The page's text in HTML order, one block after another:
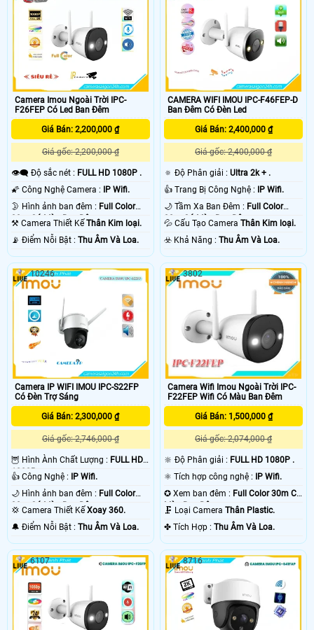
Camera Imou Ngoài Trời IPC-
F26FEP Có Led Ban Đêm
Giá Bán: 2,200,000 ₫
Giá gốc: 2,200,000 ₫
👁️‍🗨 Độ sắc nét : FULL HD 1080P .
🌠 Công Nghệ Camera :
IP Wifi.
🌛 Hình ảnh ban đêm : Full Color
30m Có Màu Ban Ðêm.
⚒ Camera Thiết Kế Thân Kim loại.
️📡 Điểm Nỗi Bật : Thu Âm Và Loa.
CAMERA WIFI IMOU IPC-F46FEP-D
Ban Đêm Có Đèn Led
Giá Bán: 2,400,000 ₫
Giá gốc: 2,400,000 ₫
🔅 Độ Phân giải :Ultra 2k + .
👍 Trang Bị Công Nghệ :
IP Wifi.
🌙 Tầm Xa Ban Đêm : Full Color
30m Có Màu Ban Ðêm.
💦 Cấu Tạo CameraThân Kim loại.
️☣️ Khả Năng :Thu Âm Và Loa.
Camera IP WIFI IMOU IPC-S22FP
Có Đèn Trợ Sáng
Giá Bán: 2,300,000 ₫
Giá gốc: 2,746,000 ₫
🦉 Hình Ành Chất Lượng : FULL HD
1080P .
👍 Công Nghệ : IP Wifi.
🌙 Hình ảnh ban đêm : Full Color
30m Có Màu Ban Ðêm.
💢 Camera Thiết KếXoay 360.
️🔔 Điểm Nỗi Bật : Thu Âm Và Loa.
10246
Camera Wifi Imou Ngoài Trời IPC-
F22FEP Wifi Có Màu Ban Đêm
Giá Bán: 1,500,000 ₫
Giá gốc: 2,074,000 ₫
🔆 Độ Phân giải : FULL HD 1080P .
⚛️ Tích hợp công nghệ : IP Wifi.
✪ Xem ban đêm : Full Color 30m Có
Màu Ban Ðêm.
🗜️ Loại CameraThân Plastic.
️✤ Tích Hợp :Thu Âm Và Loa.
3802
6107 8716